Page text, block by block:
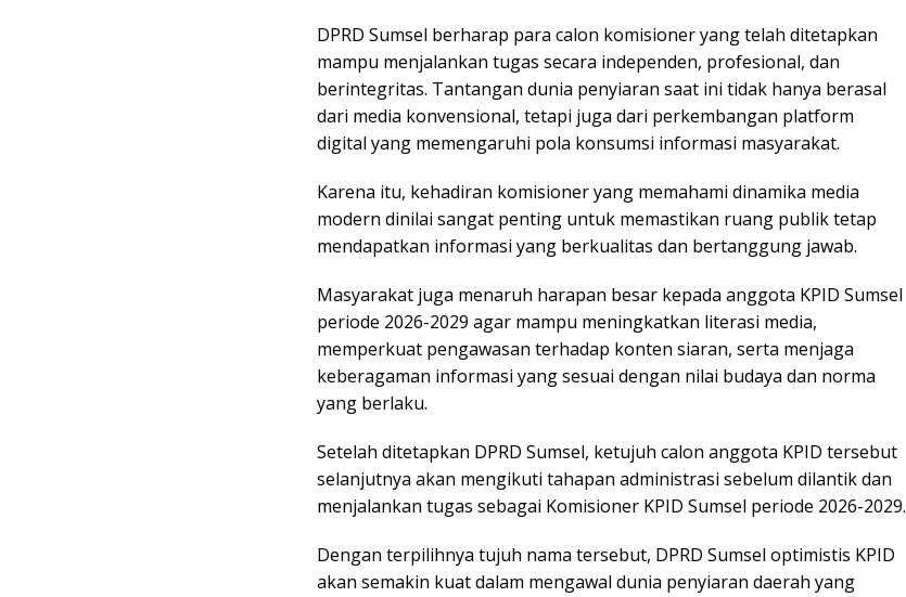
DPRD Sumsel berharap para calon komisioner yang telah ditetapkan
mampu menjalankan tugas secara independen, profesional, dan
berintegritas. Tantangan dunia penyiaran saat ini tidak hanya berasal
dari media konvensional, tetapi juga dari perkembangan platform
digital yang memengaruhi pola konsumsi informasi masyarakat.
Karena itu, kehadiran komisioner yang memahami dinamika media
modern dinilai sangat penting untuk memastikan ruang publik tetap
mendapatkan informasi yang berkualitas dan bertanggung jawab.
Masyarakat juga menaruh harapan besar kepada anggota KPID Sumsel
periode 2026-2029 agar mampu meningkatkan literasi media,
memperkuat pengawasan terhadap konten siaran, serta menjaga
keberagaman informasi yang sesuai dengan nilai budaya dan norma
yang berlaku.
Setelah ditetapkan DPRD Sumsel, ketujuh calon anggota KPID tersebut
selanjutnya akan mengikuti tahapan administrasi sebelum dilantik dan
menjalankan tugas sebagai Komisioner KPID Sumsel periode 2026-2029.
Dengan terpilihnya tujuh nama tersebut, DPRD Sumsel optimistis KPID
akan semakin kuat dalam mengawal dunia penyiaran daerah yang